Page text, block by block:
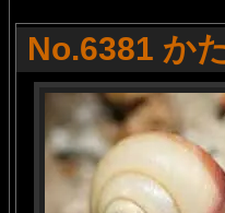
No.6381 か